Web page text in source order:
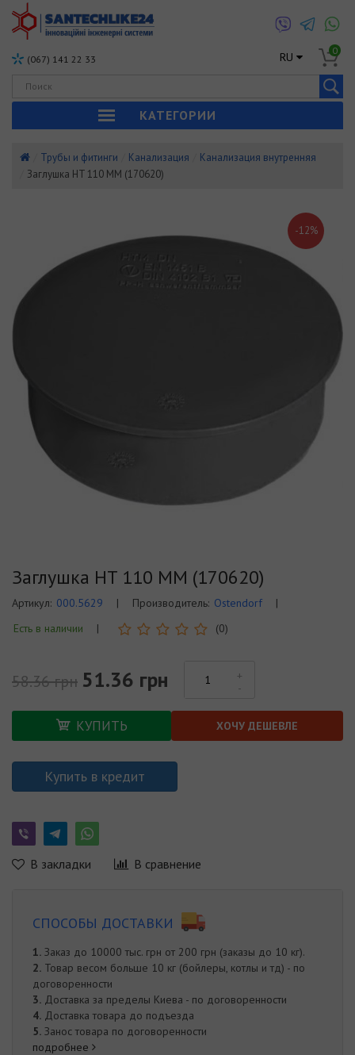
(067) 141 22 33 RU 0
КАТЕГОРИИ
Трубы и фитинги Канализация
Канализация внутренняя
Заглушка HT 110 ММ (170620)
-12%
Заглушка HT 110 ММ (170620)
Артикул: 000.5629 | Производитель: Ostendorf
|
Есть в наличии
| (0)
58.36 грн 51.36 грн
КУПИТЬ ХОЧУ ДЕШЕВЛЕ
Купить в кредит
В закладки В сравнение
СПОСОБЫ ДОСТАВКИ
1. Заказ до 10000 тыс. грн от 200 грн (заказы до 10 кг).
2. Товар весом больше 10 кг (бойлеры, котлы и тд) - по
договоренности
3. Доставка за пределы Киева - по договоренности
4. Доставка товара до подъезда
5. Занос товара по договоренности
подробнее